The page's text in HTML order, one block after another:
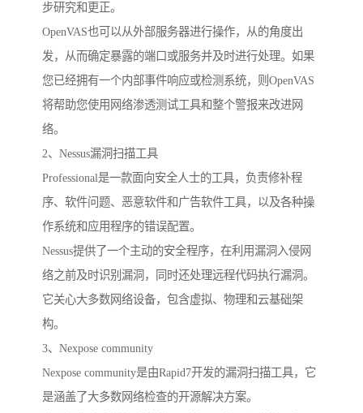
步研究和更正。
OpenVAS也可以从外部服务器进行操作，从的角度出
发，从而确定暴露的端口或服务并及时进行处理。如果
您已经拥有一个内部事件响应或检测系统，则OpenVAS
将帮助您使用网络渗透测试工具和整个警报来改进网
络。
2、Nessus漏洞扫描工具
Professional是一款面向安全人士的工具，负责修补程
序、软件问题、恶意软件和广告软件工具，以及各种操
作系统和应用程序的错误配置。
Nessus提供了一个主动的安全程序，在利用漏洞入侵网
络之前及时识别漏洞，同时还处理远程代码执行漏洞。
它关心大多数网络设备，包含虚拟、物理和云基础架
构。
3、Nexpose community
Nexpose community是由Rapid7开发的漏洞扫描工具，它
是涵盖了大多数网络检查的开源解决方案。